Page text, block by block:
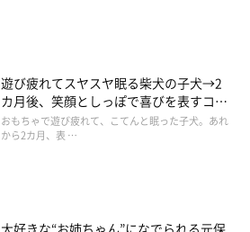
遊び疲れてスヤスヤ眠る柴犬の子犬→2
カ月後、笑顔としっぽで喜びを表すコに
成長！
おもちゃで遊び疲れて、こてんと眠った子犬。あれ
から2カ月、表 …